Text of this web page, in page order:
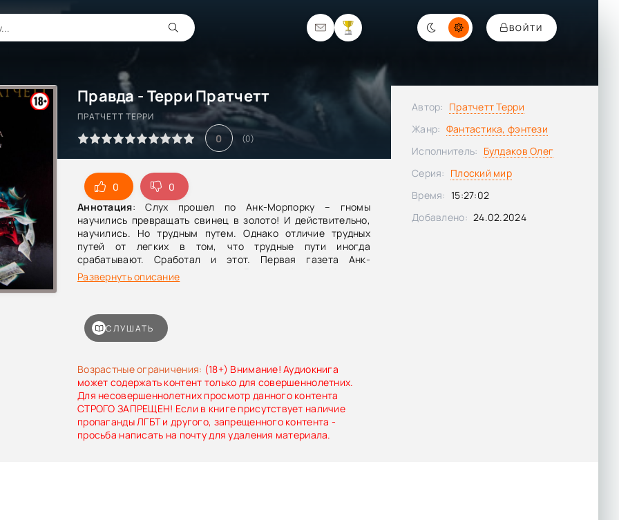
ВОЙТИ
Правда - Терри Пратчетт
ПРАТЧЕТТ ТЕРРИ
0 (0)
0
0
Аннотация: Слух прошел по Анк-Морпорку – гномы
научились превращать свинец в золото! И действительно,
научились. Но трудным путем. Однако отличие трудных
путей от легких в том, что трудные пути иногда
срабатывают. Сработал и этот. Первая газета Анк-
Морпорка продается всего за 5 центов! «Анк-Морпорк
Таймс» – Правда сделает тебя свободным! Пословица
башмаки. Правда надела башмаки – и теперь намерена
серьезно попинать кой-какие задницы!
Развернуть описание
Возрастные ограничения: (18+) Внимание! Аудиокнига
может содержать контент только для совершеннолетних.
Для несовершеннолетних просмотр данного контента
СТРОГО ЗАПРЕЩЕН! Если в книге присутствует наличие
пропаганды ЛГБТ и другого, запрещенного контента -
просьба написать на почту для удаления материала.
СЛУШАТЬ
Автор: Пратчетт Терри
Жанр: Фантастика, фэнтези
Исполнитель: Булдаков Олег
Серия: Плоский мир
Время: 15:27:02
Добавлено: 24.02.2024